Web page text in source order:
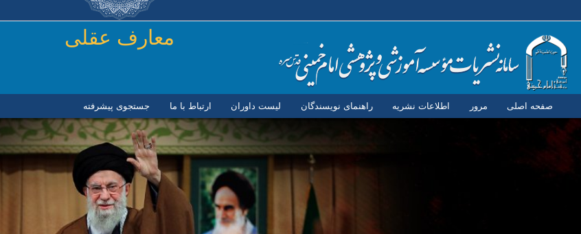
رفتن به محتوای اصلی
معارف عقلی
صفحه اصلی مرور اطلاعات نشریه راهنمای نویسندگان لیست داوران ارتباط با ما جستجوی پیشرفته